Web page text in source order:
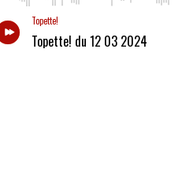
Topette!
Topette! du 12 03 2024